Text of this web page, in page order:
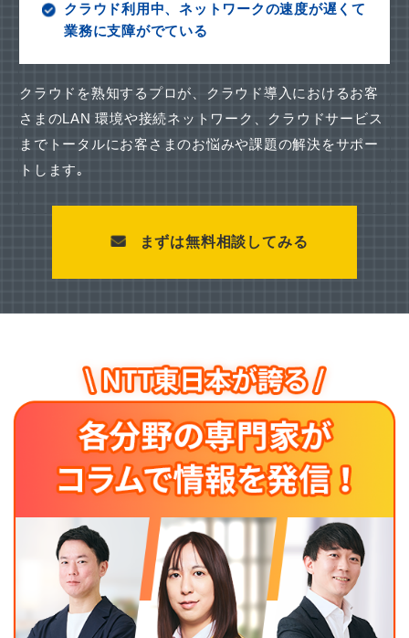
クラウド利用中、ネットワークの速度が遅くて
業務に支障がでている
クラウドを熟知するプロが、クラウド導入におけるお客
さまのLAN 環境や接続ネットワーク、
クラウドサービス
までトータルにお客さまのお悩みや課題の解決をサポー
トします｡
まずは無料相談してみる